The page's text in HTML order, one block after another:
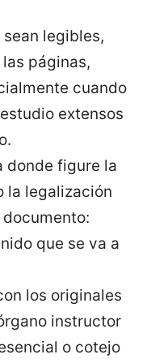
legibles,
páginas,
cuando
extensos
donde figure la
la legalización
que se va a
los originales
instructor
o cotejo